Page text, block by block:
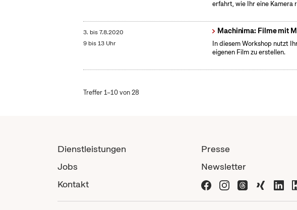
erfahrt, wie Ihr eine Kamera
3. bis7.8.2020
9 bis 13 Uhr
Machinima: Filme mit
In diesem Workshop nutzt
eigenen Film zu erstellen.
Treffer 1–10 von 28
Dienstleistungen
Jobs
Kontakt
Presse
Newsletter